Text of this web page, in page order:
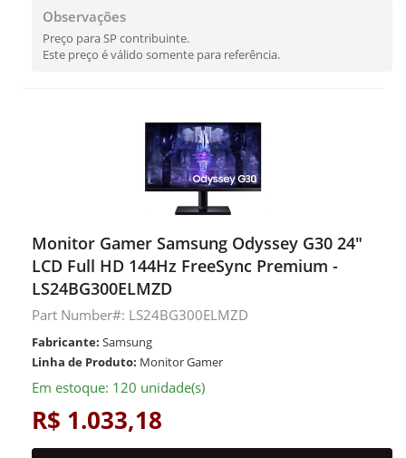
Observações
Preço para SP contribuinte.
Este preço é válido somente para referência.
Monitor Gamer Samsung Odyssey G30 24"
LCD Full HD 144Hz FreeSync Premium -
LS24BG300ELMZD
Part Number#: LS24BG300ELMZD
Fabricante: Samsung
Linha de Produto: Monitor Gamer
Em estoque: 120 unidade(s)
R$ 1.033,18